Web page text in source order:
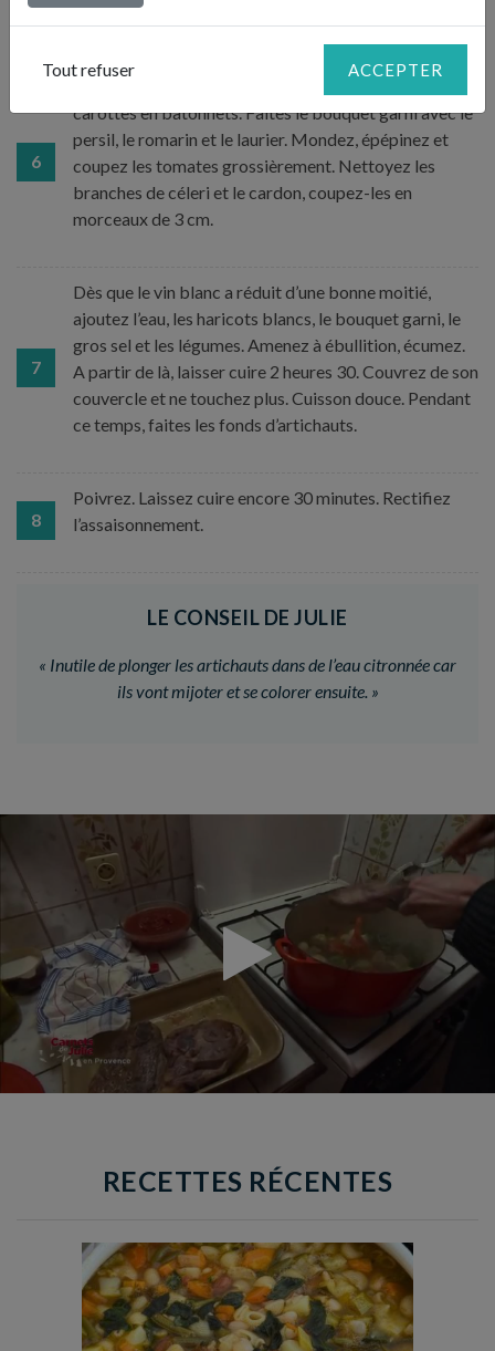
Augmentez la chaleur.
6
carottes en bâtonnets. Faites le bouquet garni avec le
persil, le romarin et le laurier. Mondez, épépinez et
coupez les tomates grossièrement. Nettoyez les
branches de céleri et le cardon, coupez-les en
morceaux de 3 cm.
7
Dès que le vin blanc a réduit d’une bonne moitié,
ajoutez l’eau, les haricots blancs, le bouquet garni, le
gros sel et les légumes. Amenez à ébullition, écumez.
A partir de là, laisser cuire 2 heures 30. Couvrez de son
couvercle et ne touchez plus. Cuisson douce. Pendant
ce temps, faites les fonds d’artichauts.
8
Poivrez. Laissez cuire encore 30 minutes. Rectifiez
l’assaisonnement.
LE CONSEIL DE JULIE
« Inutile de plonger les artichauts dans de l’eau citronnée car
ils vont mijoter et se colorer ensuite. »
RECETTES RÉCENTES
Tout refuser ACCEPTER